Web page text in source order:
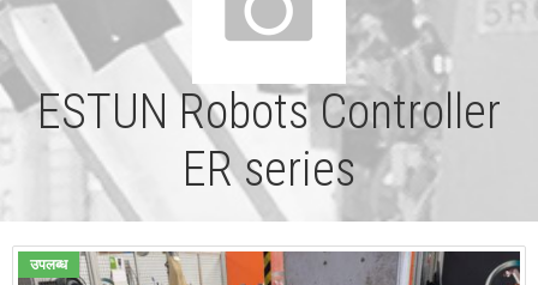
ESTUN Robots Controller
ER series
उपलब्ध